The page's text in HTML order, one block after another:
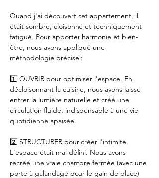
Quand j'ai découvert cet appartement, il
était sombre, cloisonné et techniquement
fatigué. Pour apporter harmonie et bien-
être, nous avons appliqué une
méthodologie précise :
1️⃣ OUVRIR pour optimiser l'espace. En
décloisonnant la cuisine, nous avons laissé
entrer la lumière naturelle et créé une
circulation fluide, indispensable à une vie
quotidienne apaisée.
2️⃣ STRUCTURER pour créer l'intimité.
L'espace était mal défini. Nous avons
recréé une vraie chambre fermée (avec une
porte à galandage pour le gain de place)